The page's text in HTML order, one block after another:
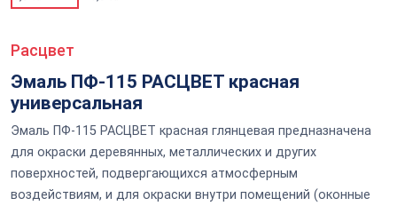
Расцвет
Эмаль ПФ-115 РАСЦВЕТ красная
универсальная
Эмаль ПФ-115 РАСЦВЕТ красная глянцевая предназначена
для окраски деревянных, металлических и других
поверхностей, подвергающихся атмосферным
воздействиям, и для окраски внутри помещений (оконные